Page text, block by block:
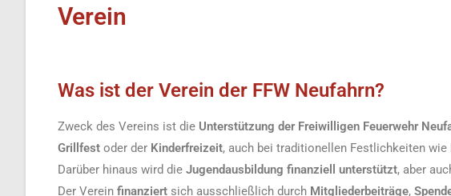
Verein
Was ist der Verein der FFW Neufahrn?
Zweck des Vereins ist die Unterstützung der Freiwilligen Feuerwehr
Grillfest oder der Kinderfreizeit, auch bei traditionellen Festlichkeiten wie
Darüber hinaus wird die Jugendausbildung finanziell unterstützt, aber
Der Verein finanziert sich ausschließlich durch Mitgliederbeiträge,